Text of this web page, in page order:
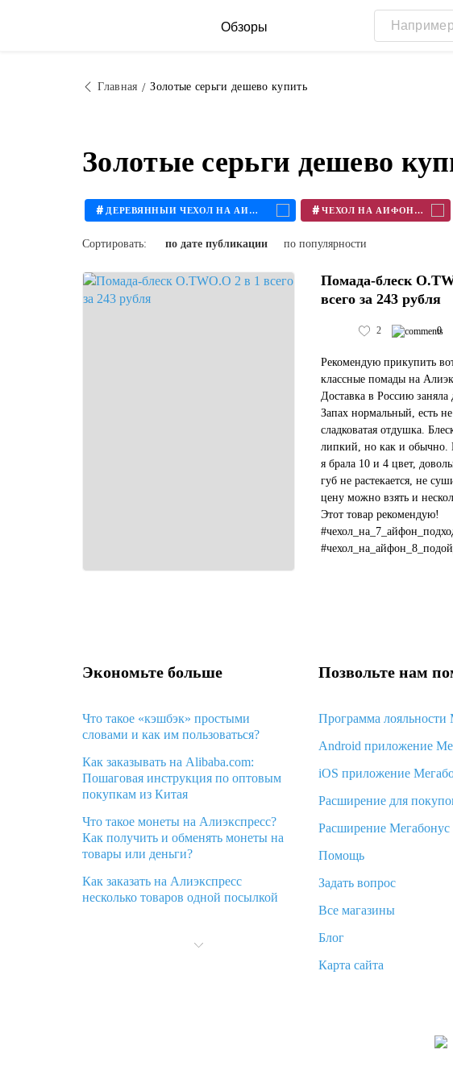
Обзоры
Главная Золотые серьги дешево купить
Золотые серьги дешево
# ДЕРЕВЯННЫЙ ЧЕХОЛ НА АЙФОН # ЧЕХОЛ НА АЙФОН 11
Сортировать: по дате публикации по популярности
Помада-блеск
всего за 243 рубля
2 0
Рекомендую прикупить
классные помады на
Доставка в Россию заняла
Запах нормальный, есть
сладковатая отдушка.
липкий, но как и обычно.
я брала 10 и 4 цвет,
губ не растекается, не
цену можно взять и
Этот товар рекомендую!
Экономьте больше
Что такое «кэшбэк» простыми
словами и как им пользоваться?
Как заказывать на Alibaba.com:
Пошаговая инструкция по оптовым
покупкам из Китая
Что такое монеты на Алиэкспресс?
Как получить и обменять монеты на
товары или деньги?
Как заказать на Алиэкспресс
несколько товаров одной посылкой
Алиэкспресс и что делать?
Позвольте нам
Программа лояльности
Android приложение
iOS приложение
Расширение для
Расширение Мегабонус
Помощь
Задать вопрос
Все магазины
Блог
Карта сайта